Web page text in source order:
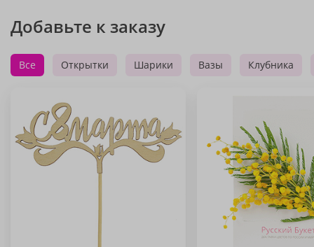
Добавьте к заказу
Все Открытки Шарики Вазы Клубника